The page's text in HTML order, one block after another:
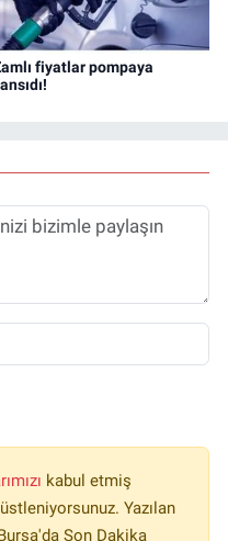
fiyatlar pompaya
kabul etmiş
Yazılan
Son Dakika